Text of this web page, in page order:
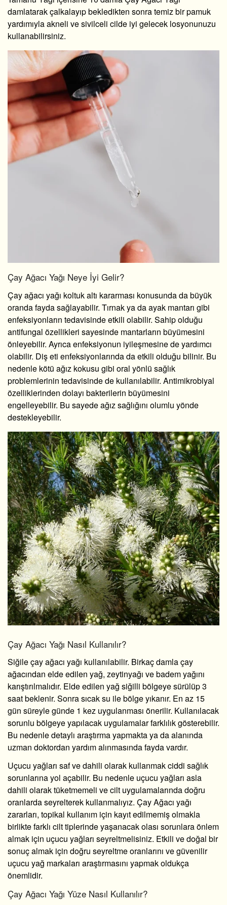
damlatarak çalkalayıp bekledikten sonra temiz bir pamuk
yardımıyla akneli ve sivilceli cilde iyi gelecek losyonunuzu
kullanabilirsiniz.
Çay Ağacı Yağı Neye İyi Gelir?
Çay ağacı yağı koltuk altı kararması konusunda da büyük
oranda fayda sağlayabilir. Tırnak ya da ayak mantarı gibi
enfeksiyonların tedavisinde etkili olabilir. Sahip olduğu
antifungal özellikleri sayesinde mantarların büyümesini
önleyebilir. Ayrıca enfeksiyonun iyileşmesine de yardımcı
olabilir. Diş eti enfeksiyonlarında da etkili olduğu bilinir. Bu
nedenle kötü ağız kokusu gibi oral yönlü sağlık
problemlerinin tedavisinde de kullanılabilir. Antimikrobiyal
özelliklerinden dolayı bakterilerin büyümesini
engelleyebilir. Bu sayede ağız sağlığını olumlu yönde
destekleyebilir.
Çay Ağacı Yağı Nasıl Kullanılır?
Siğile çay ağacı yağı kullanılabilir. Birkaç damla çay
ağacından elde edilen yağ, zeytinyağı ve badem yağını
karıştırılmalıdır. Elde edilen yağ siğilli bölgeye sürülüp 3
saat beklenir. Sonra sıcak su ile bölge yıkanır. En az 15
gün süreyle günde 1 kez uygulanması önerilir. Kullanılacak
sorunlu bölgeye yapılacak uygulamalar farklılık gösterebilir.
Bu nedenle detaylı araştırma yapmakta ya da alanında
uzman doktordan yardım alınmasında fayda vardır.
Uçucu yağları saf ve dahili olarak kullanmak ciddi sağlık
sorunlarına yol açabilir. Bu nedenle uçucu yağları asla
dahili olarak tüketmemeli ve cilt uygulamalarında doğru
oranlarda seyrelterek kullanmalıyız. Çay Ağacı yağı
zararları, topikal kullanım için kayıt edilmemiş olmakla
birlikte farklı cilt tiplerinde yaşanacak olası sorunlara önlem
almak için uçucu yağları seyreltmelisiniz. Etkili ve doğal bir
sonuç almak için doğru seyreltme oranlarını ve güvenilir
uçucu yağ markaları araştırmasını yapmak oldukça
önemlidir.
Çay Ağacı Yağı Yüze Nasıl Kullanılır?